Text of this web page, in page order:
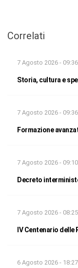
Correlati
7 Agosto 2026 - 09:36
Storia, cultura e
7 Agosto 2026 - 09:36
Formazione
7 Agosto 2026 - 09:10
Decreto
7 Agosto 2026 - 08:25
IV Centenario delle
6 Agosto 2026 - 18:27